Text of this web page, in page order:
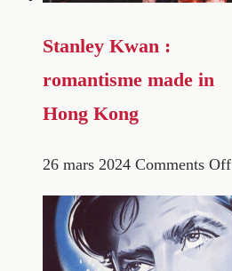
Stanley Kwan :
romantisme made in
Hong Kong
26 mars 2024 Comments Off